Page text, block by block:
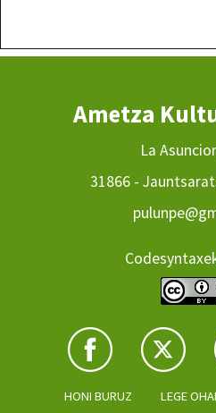
Ametza
La
31866 -
HONI BURUZ LEGE